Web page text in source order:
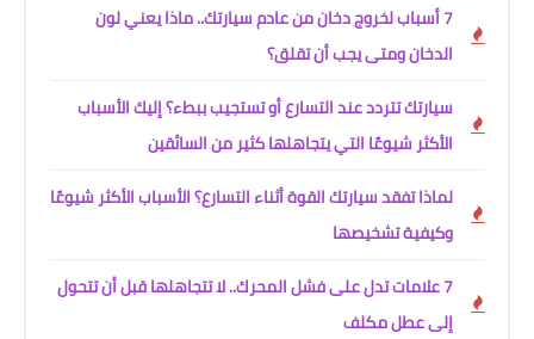
7 أسباب لخروج دخان من عادم سيارتك.. ماذا يعني لون
الدخان ومتى يجب أن تقلق؟
سيارتك تتردد عند التسارع أو تستجيب ببطء؟ إليك الأسباب
الأكثر شيوعًا التي يتجاهلها كثير من السائقين
لماذا تفقد سيارتك القوة أثناء التسارع؟ الأسباب الأكثر شيوعًا
وكيفية تشخيصها
7 علامات تدل على فشل المحرك.. لا تتجاهلها قبل أن تتحول
إلى عطل مكلف